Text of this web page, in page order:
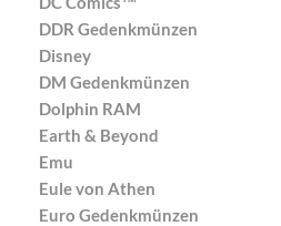
DDR Gedenkmünzen
Disney
DM Gedenkmünzen
Dolphin RAM
Earth & Beyond
Emu
Eule von Athen
Euro Gedenkmünzen